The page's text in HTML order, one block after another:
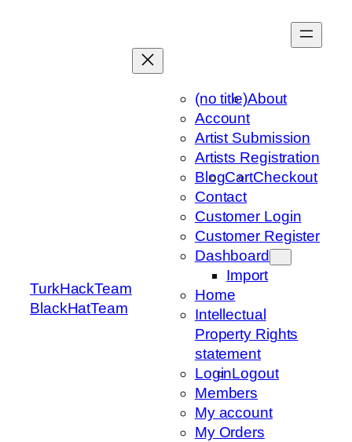
TurkHackTeam
BlackHatTeam
(no title)About
Account
Artist Submission
Artists Registration
BlogCartCheckout
Contact
Customer Login
Customer Register
Dashboard
Import
Home
Intellectual
Property Rights
statement
LoginLogout
Members
My account
My Orders